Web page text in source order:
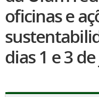
oficinas e
dias 1 e 3